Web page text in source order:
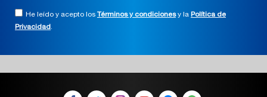
He leído y acepto los Términos y condicionesy la Política de
Privacidad.